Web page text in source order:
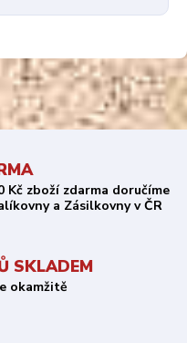
Kč zboží zdarma doručíme
a Zásilkovny v ČR
SKLADEM
okamžitě